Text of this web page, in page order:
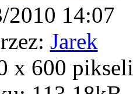
2010 14:07
Jarek
x 600 pikseli